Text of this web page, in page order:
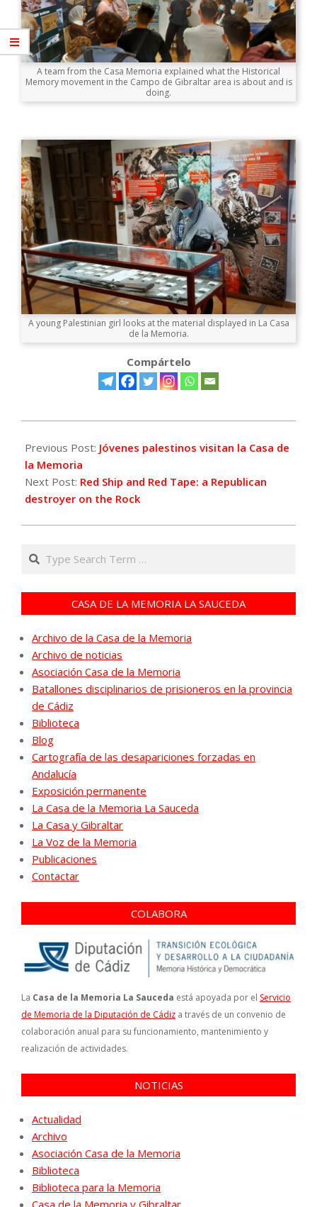
A team from the Casa Memoria explained what the Historical
Memory movement in the Campo de Gibraltar area is about and is
doing.
A young Palestinian girl looks at the material displayed in La Casa
de la Memoria.
Compártelo
11-
03
Previous Post: Jóvenes palestinos visitan la Casa de
la Memoria
Next Post: Red Ship and Red Tape: a Republican
destroyer on the Rock
Search
CASA DE LA MEMORIA LA SAUCEDA
Archivo de la Casa de la Memoria
Archivo de noticias
Asociación Casa de la Memoria
Batallones disciplinarios de prisioneros en la provincia
de Cádiz
Biblioteca
Blog
Cartografía de las desapariciones forzadas en
Andalucía
Exposición permanente
La Casa de la Memoria La Sauceda
La Casa y Gibraltar
La Voz de la Memoria
Publicaciones
Contactar
COLABORA
La Casa de la Memoria La Sauceda está apoyada por el Servicio
de Memoria de la Diputación de Cádiz a través de un convenio de
colaboración anual para su funcionamiento, mantenimiento y
realización de actividades.
NOTICIAS
Actualidad
Archivo
Asociación Casa de la Memoria
Biblioteca
Biblioteca para la Memoria